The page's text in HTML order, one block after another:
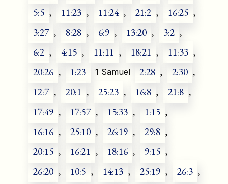
5:5 , 11:23 , 11:24 , 21:2 , 16:25 ,
3:27 , 8:28 , 6:9 , 13:20 , 3:2 ,
6:2 , 4:15 , 11:11 , 18:21 , 11:33 ,
20:26 , 1:23 1 Samuel 2:28 , 2:30 ,
12:7 , 20:1 , 25:23 , 16:8 , 21:8 ,
17:49 , 17:57 , 15:33 , 1:15 ,
16:16 , 25:10 , 26:19 , 29:8 ,
20:15 , 16:21 , 18:16 , 9:15 ,
26:20 , 10:5 , 14:13 , 25:19 , 26:3 ,